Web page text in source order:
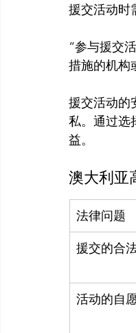
“参与援交
措施的机构
援交活动的
私。通过选
澳大利亚
法律问题
援交的合
活动的自